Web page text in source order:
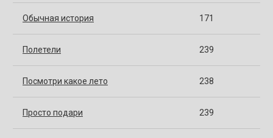
Обычная история 171
Полетели 239
Посмотри какое лето 238
Просто подари 239